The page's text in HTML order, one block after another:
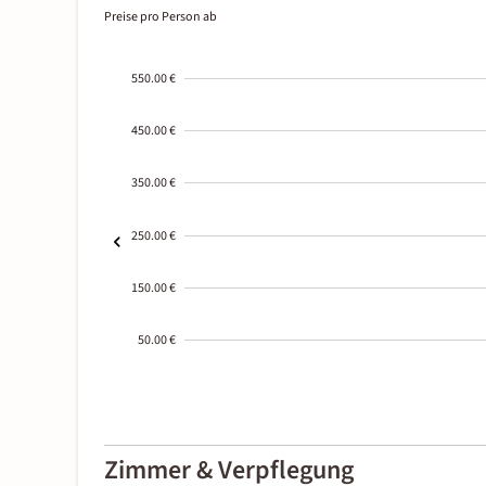
Preise pro Person ab
550.00 €
450.00 €
350.00 €
250.00 €
150.00 €
50.00 €
01-02
Zimmer & Verpflegung